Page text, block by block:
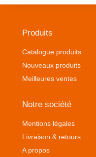
Produits
Catalogue produits
Nouveaux produits
Meilleures ventes
Notre société
Mentions légales
Livraison & retours
A propos